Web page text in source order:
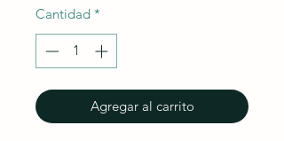
Cantidad *
Agregar al carrito